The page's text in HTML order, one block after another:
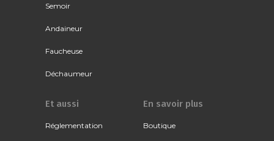
Semoir
Andaineur
Faucheuse
Déchaumeur
Et aussi
Réglementation
En savoir plus
Boutique